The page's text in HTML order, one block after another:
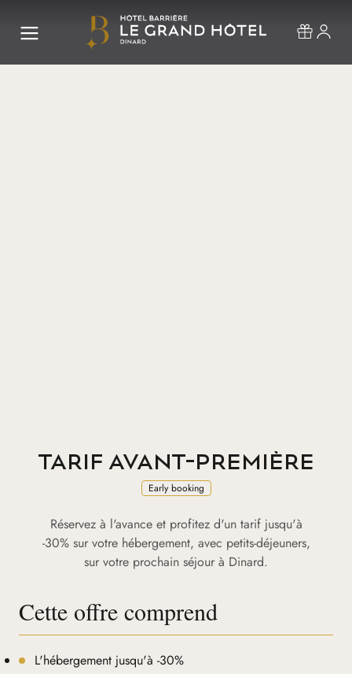
TARIF AVANT-PREMIÈRE
Early booking
Réservez à l'avance et profitez d'un tarif jusqu'à
-30% sur votre hébergement, avec petits-déjeuners,
sur votre prochain séjour à Dinard.
Cette offre comprend
L'hébergement jusqu'à -30%